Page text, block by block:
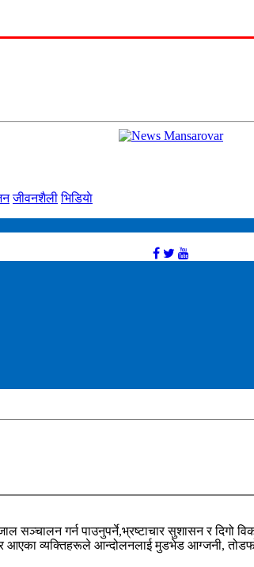
जीवनशैली भिडियाे
गर्न पाउनुपर्ने,भ्रष्टाचार सुशासन र दिगो
व्यक्तिहरूले आन्दोलनलाई मुडभेड आग्जनी,